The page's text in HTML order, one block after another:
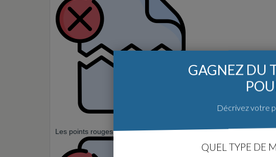
Les points rouges sont des lampes et les rectangles rouges mal fait
GAGNEZ DU
Décrivez votre
QUEL TYPE DE